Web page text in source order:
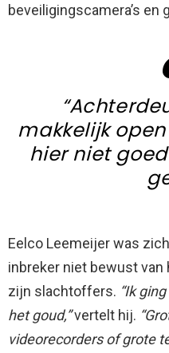
beveiligingscamera’s en
makkelijk
hier niet
Eelco Leemeijer was
inbreker niet bewust
zijn slachtoffers. “Ik
het goud,”vertelt hij.
videorecorders of grote